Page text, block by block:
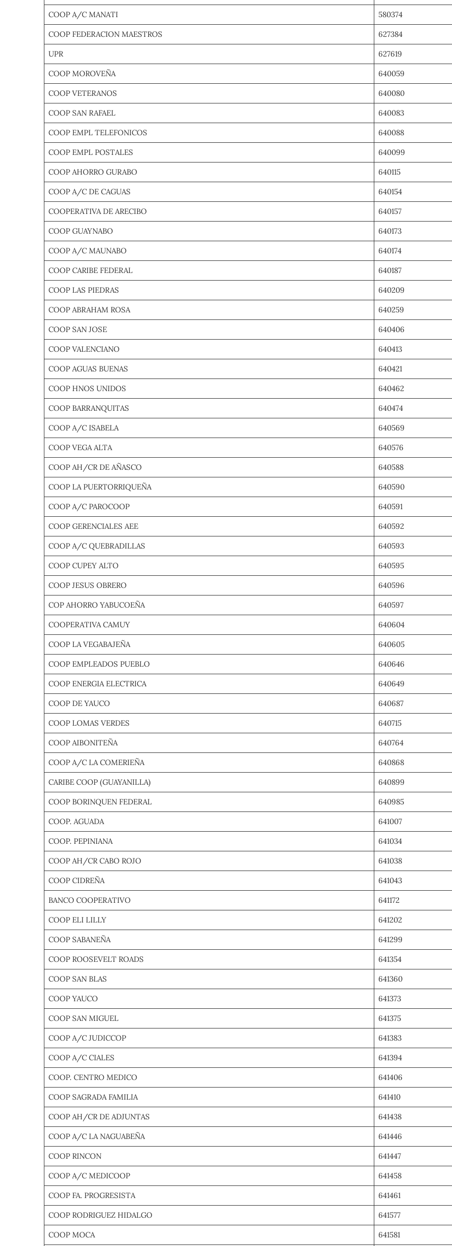
COOP A/C MANATI 580374
COOP FEDERACION MAESTROS 627384
UPR 627619
COOP MOROVEÑA 640059
COOP VETERANOS 640080
COOP SAN RAFAEL 640083
COOP EMPL TELEFONICOS 640088
COOP EMPL POSTALES 640099
COOP AHORRO GURABO 640115
COOP A/C DE CAGUAS 640154
COOPERATIVA DE ARECIBO 640157
COOP GUAYNABO 640173
COOP A/C MAUNABO 640174
COOP CARIBE FEDERAL 640187
COOP LAS PIEDRAS 640209
COOP ABRAHAM ROSA 640259
COOP SAN JOSE 640406
COOP VALENCIANO 640413
COOP AGUAS BUENAS 640421
COOP HNOS UNIDOS 640462
COOP BARRANQUITAS 640474
COOP A/C ISABELA 640569
COOP VEGA ALTA 640576
COOP AH/CR DE AÑASCO 640588
COOP LA PUERTORRIQUEÑA 640590
COOP A/C PAROCOOP 640591
COOP GERENCIALES AEE 640592
COOP A/C QUEBRADILLAS 640593
COOP CUPEY ALTO 640595
COOP JESUS OBRERO 640596
COP AHORRO YABUCOEÑA 640597
COOPERATIVA CAMUY 640604
COOP LA VEGABAJEÑA 640605
COOP EMPLEADOS PUEBLO 640646
COOP ENERGIA ELECTRICA 640649
COOP DE YAUCO 640687
COOP LOMAS VERDES 640715
COOP AIBONITEÑA 640764
COOP A/C LA COMERIEÑA 640868
CARIBE COOP (GUAYANILLA) 640899
COOP BORINQUEN FEDERAL 640985
COOP. AGUADA 641007
COOP. PEPINIANA 641034
COOP AH/CR CABO ROJO 641038
COOP CIDREÑA 641043
BANCO COOPERATIVO 641172
COOP ELI LILLY 641202
COOP SABANEÑA 641299
COOP ROOSEVELT ROADS 641354
COOP SAN BLAS 641360
COOP YAUCO 641373
COOP SAN MIGUEL 641375
COOP A/C JUDICCOP 641383
COOP A/C CIALES 641394
COOP. CENTRO MEDICO 641406
COOP SAGRADA FAMILIA 641410
COOP AH/CR DE ADJUNTAS 641438
COOP A/C LA NAGUABEÑA 641446
COOP RINCON 641447
COOP A/C MEDICOOP 641458
COOP FA. PROGRESISTA 641461
COOP RODRIGUEZ HIDALGO 641577
COOP MOCA 641581